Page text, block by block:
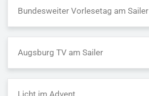
Bundesweiter Vorlesetag am Sailer
Augsburg TV am Sailer
Licht im Advent